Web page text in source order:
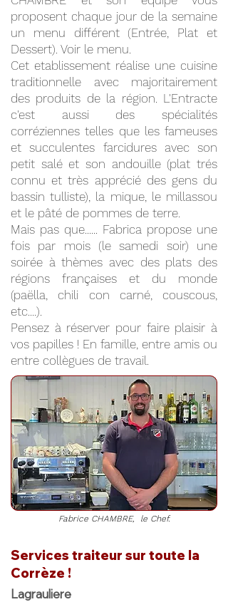
proposent chaque jour de la semaine
un menu différent (Entrée, Plat et
Dessert). Voir le menu.
Cet etablissement réalise une cuisine
traditionnelle avec majoritairement
des produits de la région. L'Entracte
c'est aussi des spécialités
corréziennes telles que les fameuses
et succulentes farcidures avec son
petit salé et son andouille (plat trés
connu et très apprécié des gens du
bassin tulliste), la mique, le millassou
et le pâté de pommes de terre.
Mais pas que...... Fabrica propose une
fois par mois (le samedi soir) une
soirée à thèmes avec des plats des
régions françaises et du monde
(paëlla, chili con carné, couscous,
etc....).
Pensez à réserver pour faire plaisir à
vos papilles ! En famille, entre amis ou
entre collègues de travail.
Fabrice CHAMBRE, le Chef.
Services traiteur sur toute la
Corrèze !
Lagrauliere